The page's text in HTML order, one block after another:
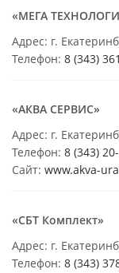
«МЕГА
Адрес: г.
Телефон: 8 (343)
«АКВА СЕРВИС»
Адрес: г.
Телефон: 8 (343)
Сайт: www.akva-
«СБТ Комплект»
Адрес: г.
Телефон: 8 (343)